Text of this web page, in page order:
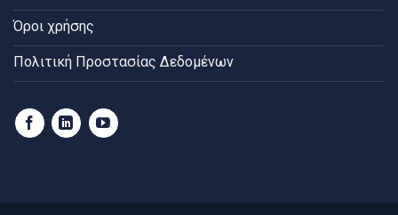
Όροι χρήσης
Πολιτική Προστασίας Δεδομένων